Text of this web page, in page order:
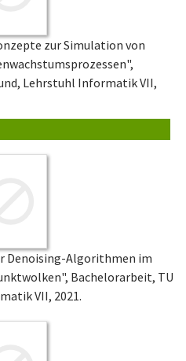
zur Simulation von
Lehrstuhl Informatik VII,
Denoising-Algorithmen im
Bachelorarbeit, TU
VII, 2021.